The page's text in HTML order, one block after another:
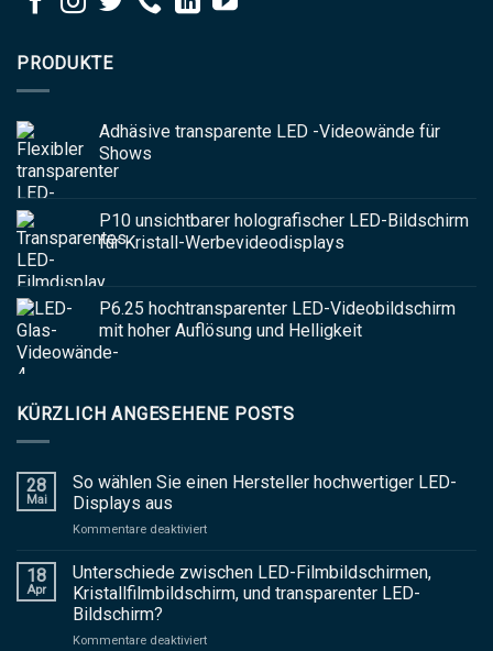
PRODUKTE
Adhäsive transparente LED -Videowände für
Shows
P10 unsichtbarer holografischer LED-Bildschirm
für Kristall-Werbevideodisplays
P6.25 hochtransparenter LED-Videobildschirm
mit hoher Auflösung und Helligkeit
KÜRZLICH ANGESEHENE POSTS
28
Mai
So wählen Sie einen Hersteller hochwertiger LED-
Displays aus
Kommentare deaktiviertauf
wählen
Sie
einen
hochwertiger
18
Apr
Unterschiede zwischen LED-Filmbildschirmen,
Kristallfilmbildschirm, und transparenter LED-
Bildschirm?
Kommentare deaktiviertauf